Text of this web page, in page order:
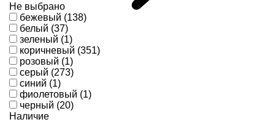
Не выбрано
бежевый (138)
белый (37)
зеленый (1)
коричневый (351)
розовый (1)
серый (273)
синий (1)
фиолетовый (1)
черный (20)
Наличие